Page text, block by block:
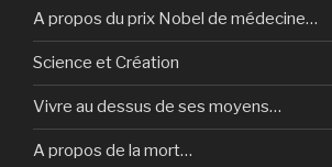
A propos du prix Nobel de médecine…
Science et Création
Vivre au dessus de ses moyens…
A propos de la mort…